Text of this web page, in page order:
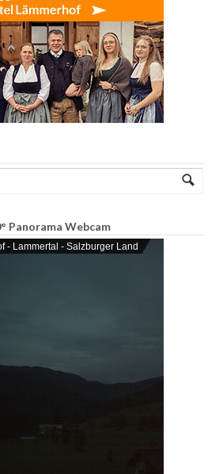
Panorama Webcam
- Lammertal - Salzburger Land